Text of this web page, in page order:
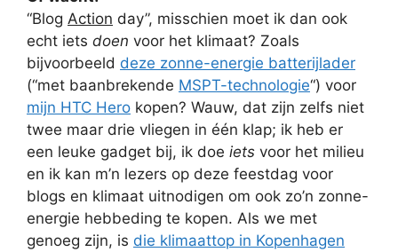
“Blog Action day”, misschien moet ik dan ook
echt iets doen voor het klimaat? Zoals
bijvoorbeeld deze zonne-energie batterijlader
(“met baanbrekende MSPT-technologie“) voor
mijn HTC Hero kopen? Wauw, dat zijn zelfs niet
twee maar drie vliegen in één klap; ik heb er
een leuke gadget bij, ik doe iets voor het milieu
en ik kan m’n lezers op deze feestdag voor
blogs en klimaat uitnodigen om ook zo’n zonne-
energie hebbeding te kopen. Als we met
genoeg zijn, is die klimaattop in Kopenhagen